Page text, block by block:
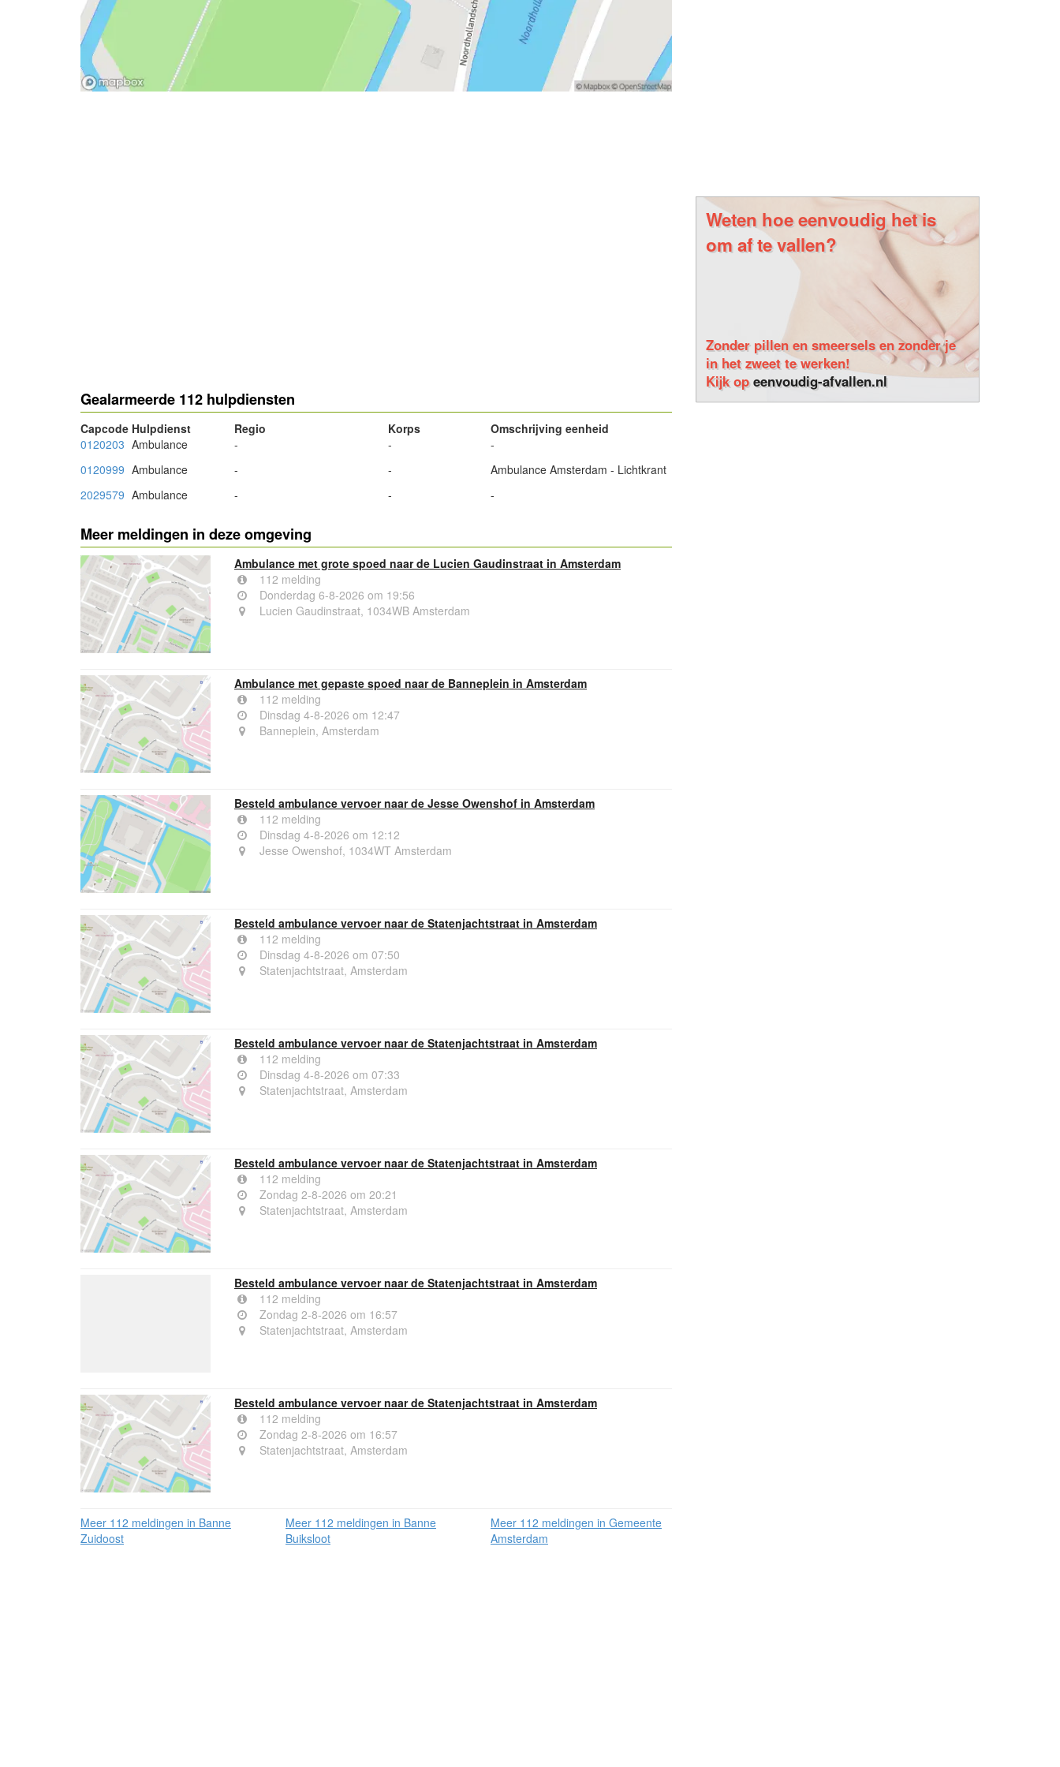
Gealarmeerde 112 hulpdiensten
Capcode Hulpdienst Regio Korps
Omschrijving eenheid
0120203 Ambulance - -
-
0120999 Ambulance - -
Ambulance Amsterdam - Lichtkrant
2029579 Ambulance - - -
Meer meldingen in deze omgeving
Ambulance met grote spoed naar de Lucien Gaudinstraat in Amsterdam
112 melding
Donderdag 6-8-2026 om 19:56
Lucien Gaudinstraat, 1034WB Amsterdam
Ambulance met gepaste spoed naar de Banneplein in Amsterdam
112 melding
Dinsdag 4-8-2026 om 12:47
Banneplein, Amsterdam
Besteld ambulance vervoer naar de Jesse Owenshof in Amsterdam
112 melding
Dinsdag 4-8-2026 om 12:12
Jesse Owenshof, 1034WT Amsterdam
Besteld ambulance vervoer naar de Statenjachtstraat in Amsterdam
112 melding
Dinsdag 4-8-2026 om 07:50
Statenjachtstraat, Amsterdam
Besteld ambulance vervoer naar de Statenjachtstraat in Amsterdam
112 melding
Dinsdag 4-8-2026 om 07:33
Statenjachtstraat, Amsterdam
Besteld ambulance vervoer naar de Statenjachtstraat in Amsterdam
112 melding
Zondag 2-8-2026 om 20:21
Statenjachtstraat, Amsterdam
Besteld ambulance vervoer naar de Statenjachtstraat in Amsterdam
112 melding
Zondag 2-8-2026 om 16:57
Statenjachtstraat, Amsterdam
Besteld ambulance vervoer naar de Statenjachtstraat in Amsterdam
112 melding
Zondag 2-8-2026 om 16:57
Statenjachtstraat, Amsterdam
Meer 112 meldingen in Banne
Zuidoost
Meer 112 meldingen in Banne
Buiksloot
Meer 112 meldingen in Gemeente
Amsterdam
Weten hoe eenvoudig het is
om af te vallen?
Zonder pillen en smeersels en zonder je
in het zweet te werken!
Kijk opeenvoudig-afvallen.nl